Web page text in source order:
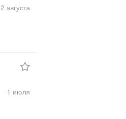
2 августа
1 июля